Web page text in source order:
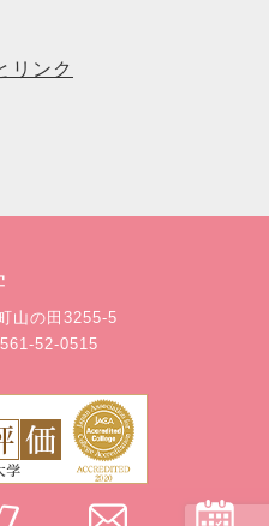
リンク
山の田3255-5
52-0515